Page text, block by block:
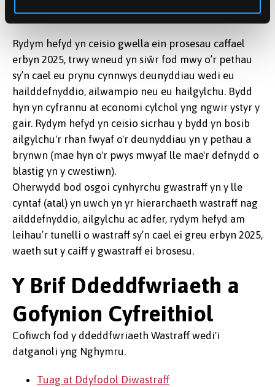
biniau ailgylchu ‘wrth fynd’.
Rydym hefyd yn ceisio gwella ein prosesau caffael
erbyn 2025, trwy wneud yn siŵr fod mwy o’r pethau
sy’n cael eu prynu cynnwys deunyddiau wedi eu
hailddefnyddio, ailwampio neu eu hailgylchu. Bydd
hyn yn cyfrannu at economi cylchol yng ngwir ystyr y
gair. Rydym hefyd yn ceisio sicrhau y bydd yn bosib
ailgylchu'r rhan fwyaf o'r deunyddiau yn y pethau a
brynwn (mae hyn o'r pwys mwyaf lle mae'r defnydd o
blastig yn y cwestiwn).
Oherwydd bod osgoi cynhyrchu gwastraff yn y lle
cyntaf (atal) yn uwch yn yr hierarchaeth wastraff nag
ailddefnyddio, ailgylchu ac adfer, rydym hefyd am
leihau’r tunelli o wastraff sy’n cael ei greu erbyn 2025,
waeth sut y caiff y gwastraff ei brosesu.
Y Brif Ddeddfwriaeth a
Gofynion Cyfreithiol
Cofiwch fod y ddeddfwriaeth Wastraff wedi'i
datganoli yng Nghymru.
Tuag at Ddyfodol Diwastraff